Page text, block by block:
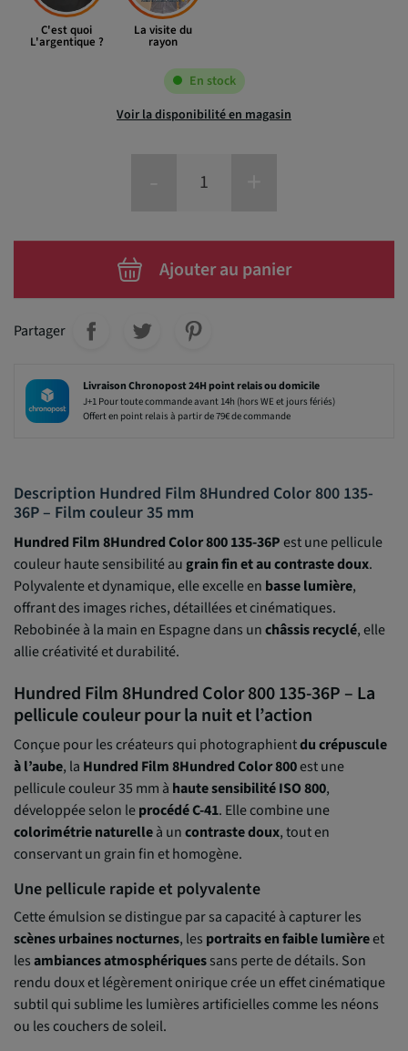
C'est quoi
L'argentique ?
La visite du
rayon
En stock
Voir la disponibilité en magasin
Ajouter au panier
Partager
Livraison Chronopost 24H point relais ou domicile
J+1 Pour toute commande avant 14h (hors WE et jours fériés)
Offert en point relais à partir de 79€ de commande
Description Hundred Film 8Hundred Color 800 135-
36P – Film couleur 35 mm
Hundred Film 8Hundred Color 800 135-36Pest une pellicule
couleur haute sensibilité augrain fin et au contraste doux.
Polyvalente et dynamique, elle excelle en basse lumière,
offrant des images riches, détaillées et cinématiques.
Rebobinée à la main en Espagne dans unchâssis recyclé, elle
allie créativité et durabilité.
Hundred Film 8Hundred Color 800 135-36P – La
pellicule couleur pour la nuit et l’action
Conçue pour les créateurs qui photographientdu crépuscule
à l’aube, la Hundred Film 8Hundred Color 800est une
pellicule couleur 35 mm à haute sensibilité ISO 800,
développée selon leprocédé C-41. Elle combine une
colorimétrie naturelleà uncontraste doux, tout en
conservant un grain fin et homogène.
Une pellicule rapide et polyvalente
Cette émulsion se distingue par sa capacité à capturer les
scènes urbaines nocturnes, les portraits en faible lumièreet
lesambiances atmosphériquessans perte de détails. Son
rendu doux et légèrement onirique crée un effet cinématique
subtil qui sublime les lumières artificielles comme les néons
ou les couchers de soleil.